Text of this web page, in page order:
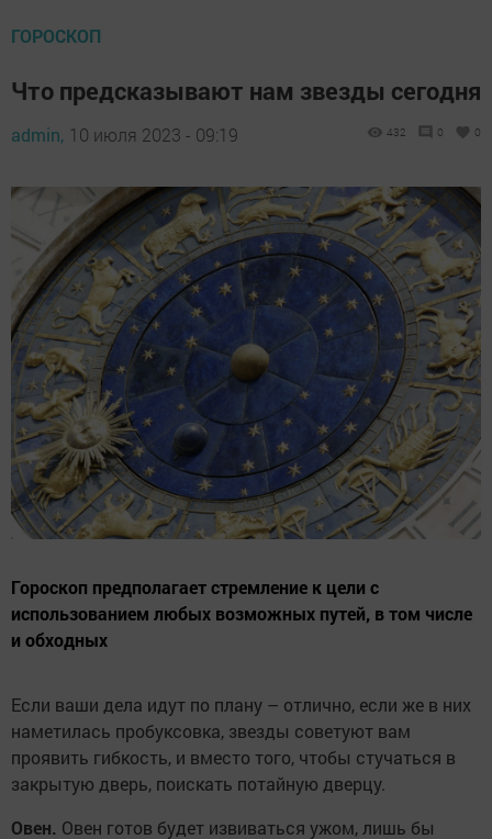
ГОРОСКОП
Что предсказывают нам звезды сегодня
admin, 10 июля 2023 - 09:19 432 0 0
Гороскоп предполагает стремление к цели с
использованием любых возможных путей, в том числе
и обходных
Если ваши дела идут по плану – отлично, если же в них
наметилась пробуксовка, звезды советуют вам
проявить гибкость, и вместо того, чтобы стучаться в
закрытую дверь, поискать потайную дверцу.
Овен. Овен готов будет извиваться ужом, лишь бы